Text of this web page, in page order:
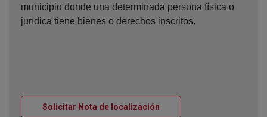
municipio donde una determinada persona física o
jurídica tiene bienes o derechos inscritos.
Solicitar Nota de localización